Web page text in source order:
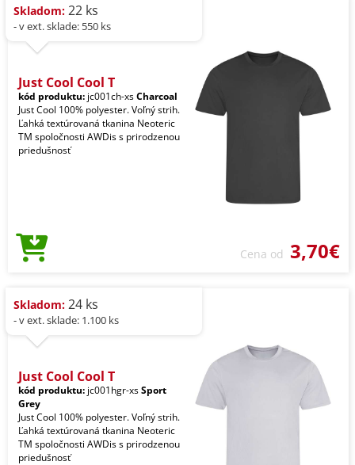
Skladom: 22 ks
- v ext. sklade: 550 ks
Just Cool Cool T
kód produktu: jc001ch-xsCharcoal
Just Cool 100% polyester. Voľný strih.
Ľahká textúrovaná tkanina Neoteric
TM spoločnosti AWDis s prirodzenou
priedušnosť
Cena od 3,70€
Skladom: 24 ks
- v ext. sklade: 1.100 ks
Just Cool Cool T
kód produktu: jc001hgr-xsSport
Grey
Just Cool 100% polyester. Voľný strih.
Ľahká textúrovaná tkanina Neoteric
TM spoločnosti AWDis s prirodzenou
priedušnosť